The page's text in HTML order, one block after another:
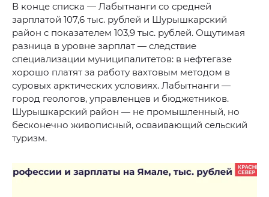
В конце списка — Лабытнанги со средней
зарплатой 107,6 тыс. рублей и Шурышкарский
район с показателем 103,9 тыс. рублей. Ощутимая
разница в уровне зарплат — следствие
специализации муниципалитетов: в нефтегазе
хорошо платят за работу вахтовым методом в
суровых арктических условиях. Лабытнанги —
город геологов, управленцев и бюджетников.
Шурышкарский район — не промышленный, но
бесконечно живописный, осваивающий сельский
туризм.